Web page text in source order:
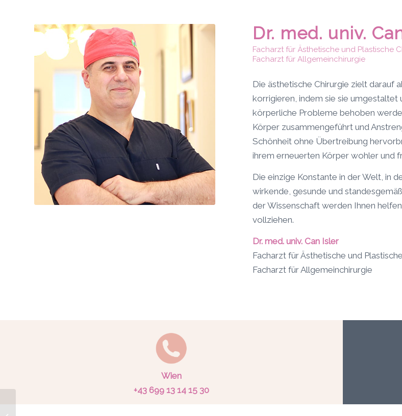
Dr. med. univ.
Facharzt für Ästhetische und Plastische
Facharzt für Allgemeinchirurgie
Die ästhetische Chirurgie zielt darauf
korrigieren, indem sie sie umgestaltet
körperliche Probleme behoben
Körper zusammengeführt und
Schönheit ohne Übertreibung
ihrem erneuerten Körper wohler und
Die einzige Konstante in der Welt, in
wirkende, gesunde und
der Wissenschaft werden Ihnen
vollziehen.
Dr. med. univ. Can Isler
Facharzt für Ästhetische und
Facharzt für Allgemeinchirurgie
Wien
+43 699 13 14 15 30